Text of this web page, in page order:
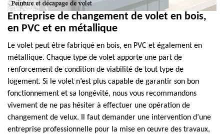
Entreprise de changement de volet en bois,
en PVC et en métallique
Le volet peut être fabriqué en bois, en PVC et également en
métallique. Chaque type de volet apporte une part de
renforcement de condition de viabilité de tout type de
logement. Si le volet n’est plus capable de garantir son bon
fonctionnement et sa longévité, nous vous recommandons
vivement de ne pas hésiter à effectuer une opération de
changement de velux. Il faut demander une intervention d’une
entreprise professionnelle pour la mise en œuvre des travaux,